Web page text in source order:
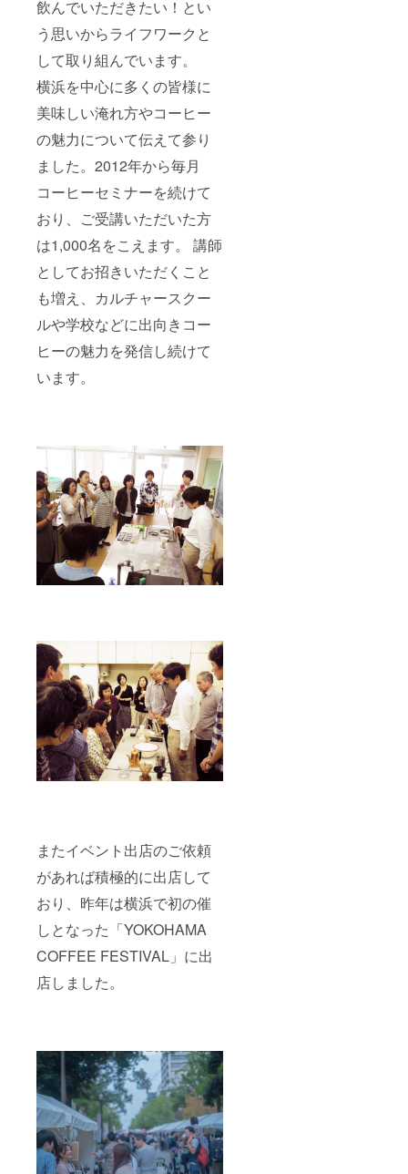
飲んでいただきたい！とい
う思いからライフワークと
して取り組んでいます。
横浜を中心に多くの皆様に
美味しい淹れ方やコーヒー
の魅力について伝えて参り
ました。2012年から毎月
コーヒーセミナーを続けて
おり、ご受講いただいた方
は1,000名をこえます。 講師
としてお招きいただくこと
も増え、カルチャースクー
ルや学校などに出向きコー
ヒーの魅力を発信し続けて
います。
またイベント出店のご依頼
があれば積極的に出店して
おり、昨年は横浜で初の催
しとなった「YOKOHAMA
COFFEE FESTIVAL」に出
店しました。